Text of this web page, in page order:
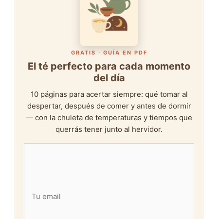
GRATIS · GUÍA EN PDF
El té perfecto para cada momento
del día
10 páginas para acertar siempre: qué tomar al
despertar, después de comer y antes de dormir
— con la chuleta de temperaturas y tiempos que
querrás tener junto al hervidor.